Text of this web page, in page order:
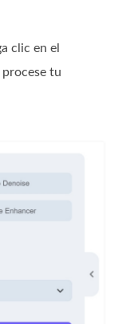
clic en el
procese tu